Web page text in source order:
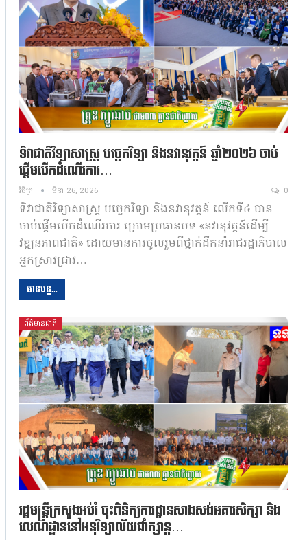
ទិវាជាតិវិទ្យាសាស្ត្រ បច្ចេកវិទ្យា និងនវានុវត្តន៍ ឆ្នាំ២០២៦ ចាប់
ផ្តើមបើកដំណើរការ…
វិចិត្រ មីនា 26, 2026 0
ទិវាជាតិវិទ្យាសាស្ត្រ បច្ចេកវិទ្យា និងនវានុវត្តន៍ លើកទី៤ បាន
ចាប់ផ្តើមបើកដំណើរការ ក្រោមប្រធានបទ «នវានុវត្តន៍ដើម្បី
វឌ្ឍនភាពជាតិ» ដោយមានការចូលរួមពីថ្នាក់ដឹកនាំរាជរដ្ឋាភិបាល
អ្នកស្រាវជ្រាវ…
អានបន្ត...
ព័ត៌មានជាតិ
រដ្ឋមន្រ្តីក្រសួងអប់រំ ចុះពិនិត្យការដ្ឋានសាងសង់អគារសិក្សា និង
លេណដ្ឋាននៅអនុវិទ្យាល័យជាំក្សាន្ត…